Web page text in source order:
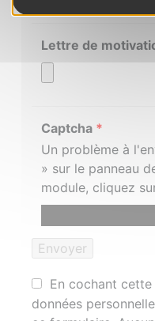
Lettre de
Captcha *
Un problème à
» sur le panneau
module, cliquez
En cochant cette
données